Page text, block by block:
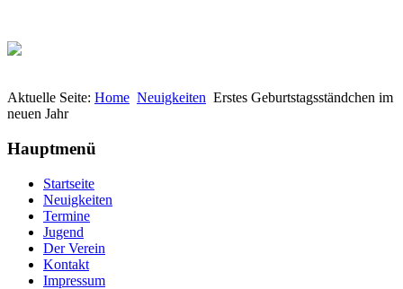
Aktuelle Seite: Home Neuigkeiten Erstes Geburtstagsständchen im
neuen Jahr
Hauptmenü
Startseite
Neuigkeiten
Termine
Jugend
Der Verein
Kontakt
Impressum